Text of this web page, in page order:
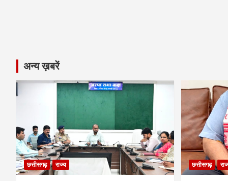
अन्य ख़बरें
छत्तीसगढ़ राज्य छत्तीसगढ़